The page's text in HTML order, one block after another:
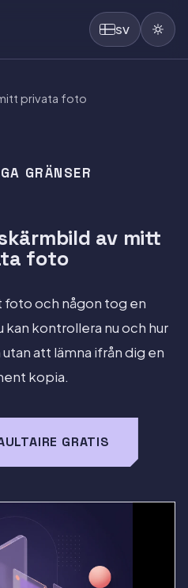
SV
privata foto
GRÄNSER
av mitt
foto
foto och någon tog en
kan kontrollera nu och hur
att lämna ifrån dig en
kopia.
GRATIS